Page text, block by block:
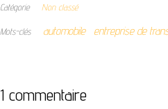
Catégorie Non classé
Mots-clés automobile entreprise de
1 commentaire